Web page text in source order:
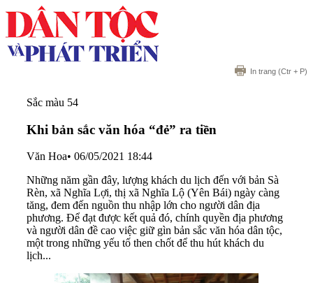
In trang (Ctr + P)
Sắc màu 54
Khi bản sắc văn hóa “đẻ” ra tiền
Văn Hoa• 06/05/2021 18:44
Những năm gần đây, lượng khách du lịch đến với bản Sà
Rèn, xã Nghĩa Lợi, thị xã Nghĩa Lộ (Yên Bái) ngày càng
tăng, đem đến nguồn thu nhập lớn cho người dân địa
phương. Để đạt được kết quả đó, chính quyền địa phương
và người dân đề cao việc giữ gìn bản sắc văn hóa dân tộc,
một trong những yếu tố then chốt để thu hút khách du
lịch...